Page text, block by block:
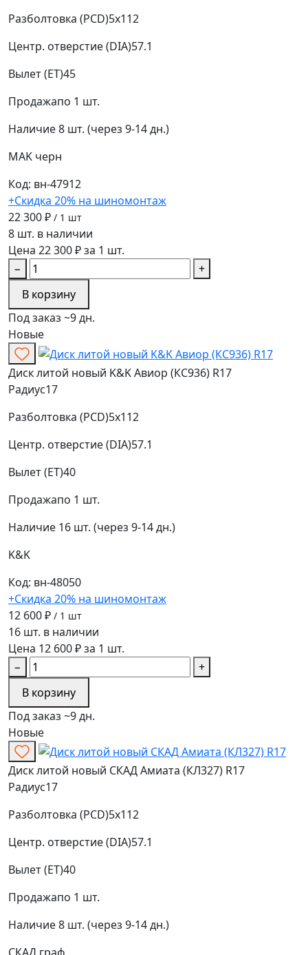
Разболтовка (PCD)5x112
Центр. отверстие (DIA)57.1
Вылет (ET)45
Продажапо 1 шт.
Наличие8 шт. (через 9-14 дн.)
MAK черн
Код: вн-47912
+Скидка 20% на шиномонтаж
22 300 ₽ / 1 шт
8 шт. в наличии
Цена 22 300 ₽ за 1 шт.
−
+
В корзину
Под заказ ~9 дн.
Новые
Диск литой новый K&K Авиор (КС936) R17
Радиус17
Разболтовка (PCD)5x112
Центр. отверстие (DIA)57.1
Вылет (ET)40
Продажапо 1 шт.
Наличие 16 шт. (через 9-14 дн.)
K&K
Код: вн-48050
+Скидка 20% на шиномонтаж
12 600 ₽ / 1 шт
16 шт. в наличии
Цена 12 600 ₽ за 1 шт.
−
+
В корзину
Под заказ ~9 дн.
Новые
Диск литой новый СКАД Амиата (КЛ327) R17
Радиус17
Разболтовка (PCD)5x112
Центр. отверстие (DIA)57.1
Вылет (ET)40
Продажапо 1 шт.
Наличие8 шт. (через 9-14 дн.)